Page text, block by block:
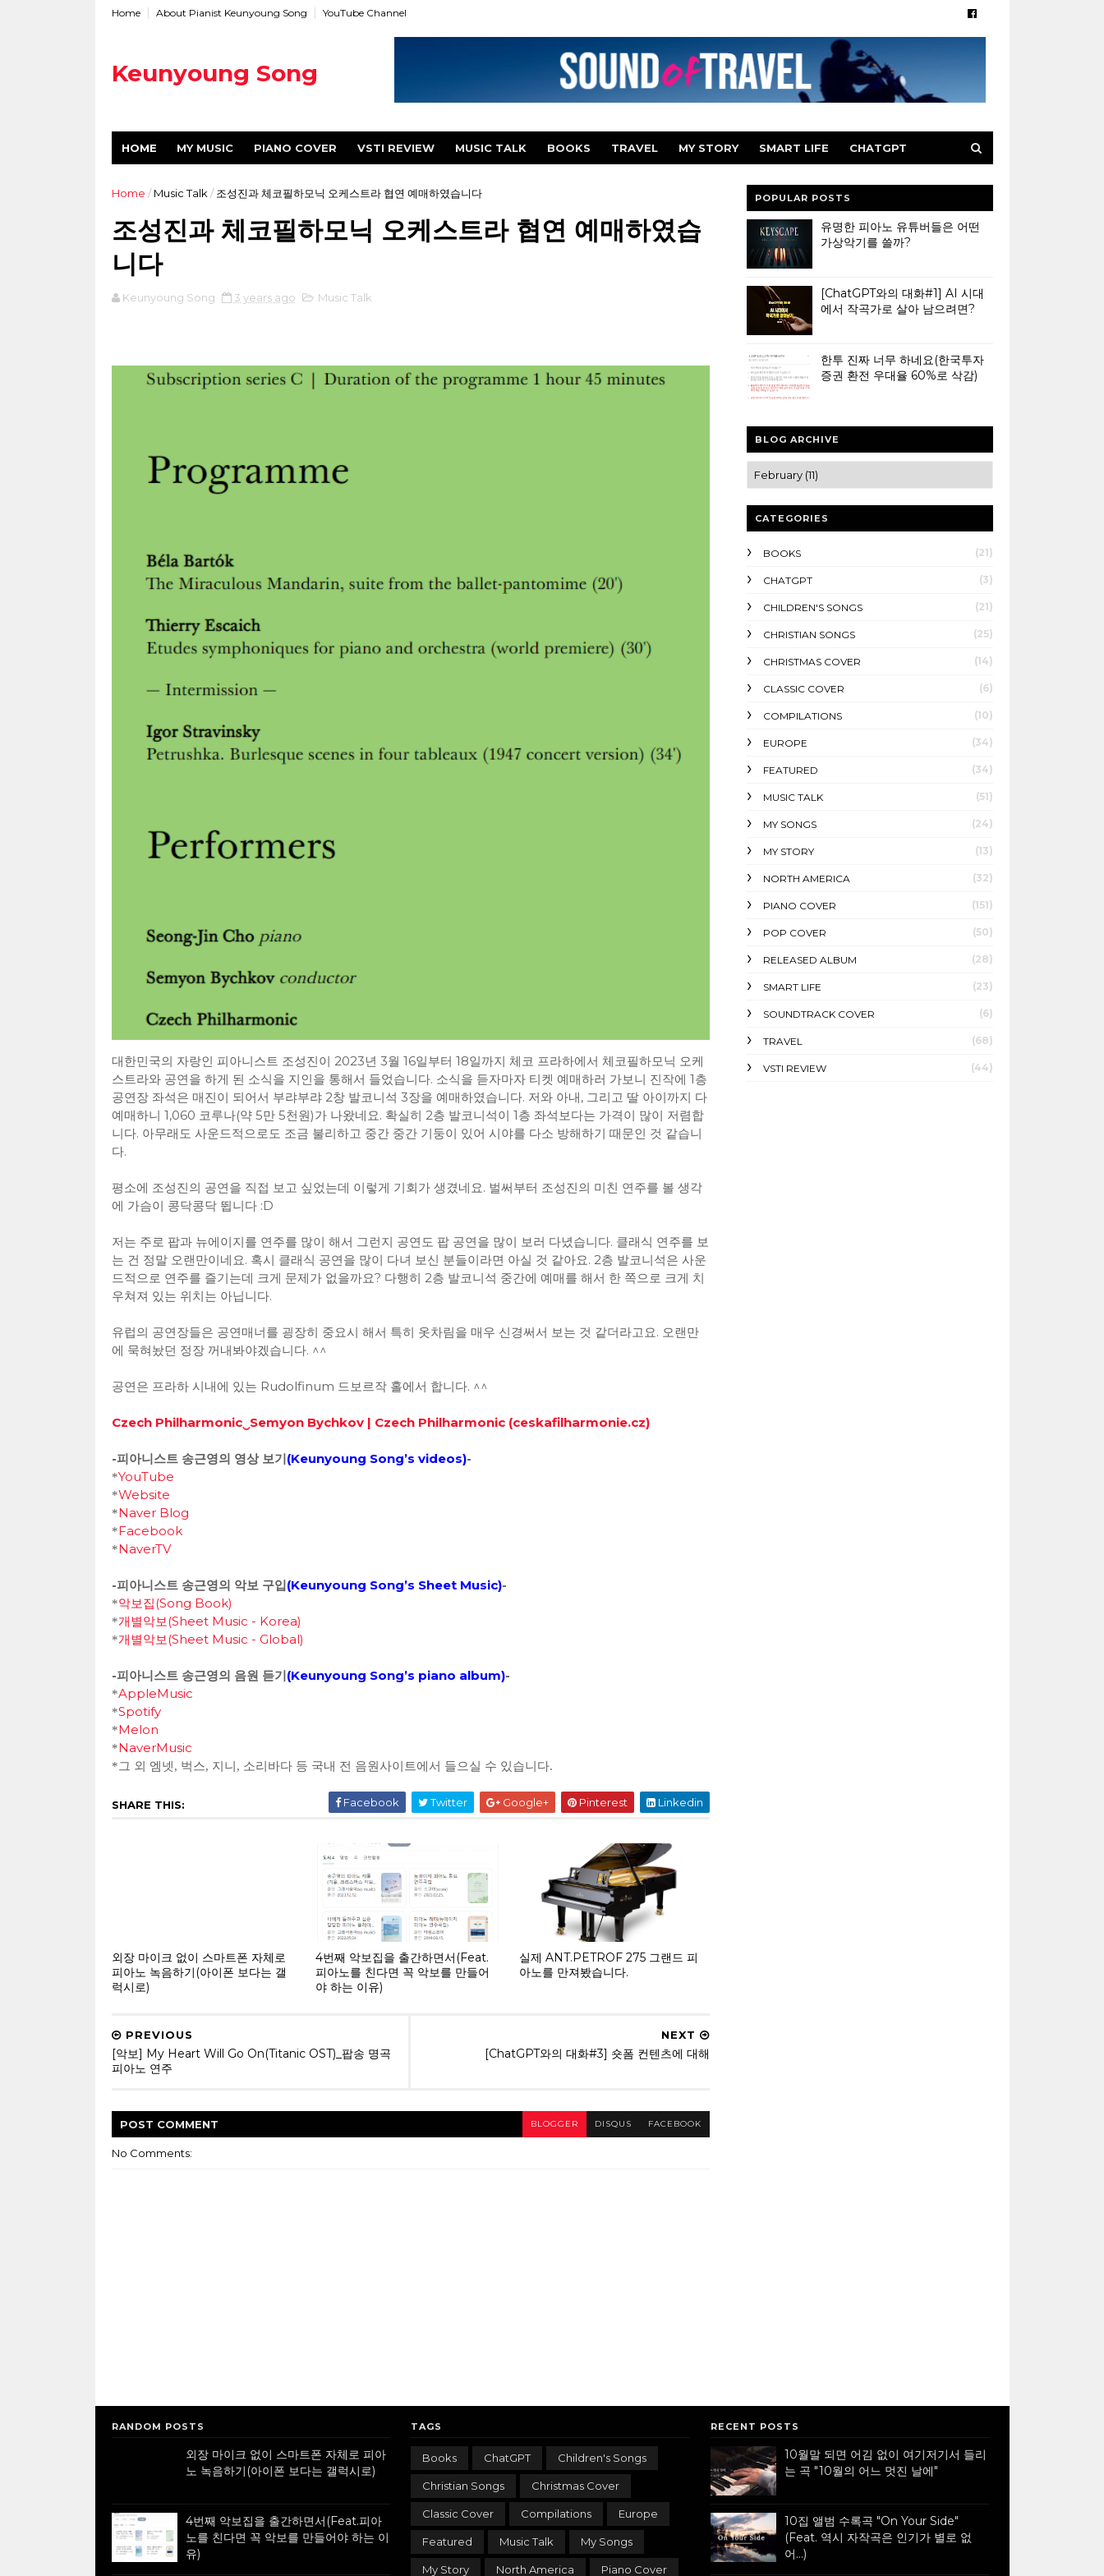
Home About Pianist Keunyoung Song YouTube Channel
Keunyoung Song
HOME MY MUSIC PIANO COVER VSTI REVIEW MUSIC TALK BOOKS TRAVEL MY STORY SMART LIFE CHATGPT
Home / Music Talk / 조성진과 체코필하모닉 오케스트라 협연 예매하였습니다
조성진과 체코필하모닉 오케스트라 협연 예매하였습
니다
Keunyoung Song 3 years ago Music Talk
대한민국의 자랑인 피아니스트 조성진이 2023년 3월 16일부터 18일까지 체코 프라하에서 체코필하모닉 오케
스트라와 공연을 하게 된 소식을 지인을 통해서 들었습니다. 소식을 듣자마자 티켓 예매하러 가보니 진작에 1층
공연장 좌석은 매진이 되어서 부랴부랴 2창 발코니석 3장을 예매하였습니다. 저와 아내, 그리고 딸 아이까지 다
예매하니 1,060 코루나(약 5만 5천원)가 나왔네요. 확실히 2층 발코니석이 1층 좌석보다는 가격이 많이 저렴합
니다. 아무래도 사운드적으로도 조금 불리하고 중간 중간 기둥이 있어 시야를 다소 방해하기 때문인 것 같습니
다.
평소에 조성진의 공연을 직접 보고 싶었는데 이렇게 기회가 생겼네요. 벌써부터 조성진의 미친 연주를 볼 생각
에 가슴이 콩닥콩닥 뜁니다 :D
저는 주로 팝과 뉴에이지를 연주를 많이 해서 그런지 공연도 팝 공연을 많이 보러 다녔습니다. 클래식 연주를 보
는 건 정말 오랜만이네요. 혹시 클래식 공연을 많이 다녀 보신 분들이라면 아실 것 같아요. 2층 발코니석은 사운
드적으로 연주를 즐기는데 크게 문제가 없을까요? 다행히 2층 발코니석 중간에 예매를 해서 한 쪽으로 크게 치
우쳐져 있는 위치는 아닙니다.
유럽의 공연장들은 공연매너를 굉장히 중요시 해서 특히 옷차림을 매우 신경써서 보는 것 같더라고요. 오랜만
에 묵혀놨던 정장 꺼내봐야겠습니다. ^^
공연은 프라하 시내에 있는 Rudolfinum 드보르작 홀에서 합니다. ^^
Czech Philharmonic‿Semyon Bychkov | Czech Philharmonic (ceskafilharmonie.cz)
-피아니스트 송근영의 영상 보기 (Keunyoung Song’s videos)-
*YouTube
*Website
*Naver Blog
*Facebook
*NaverTV
-피아니스트 송근영의 악보 구입 (Keunyoung Song’s Sheet Music)-
*악보집(Song Book)
*개별악보(Sheet Music - Korea)
*개별악보(Sheet Music - Global)
-피아니스트 송근영의 음원 듣기 (Keunyoung Song’s piano album)-
*AppleMusic
*Spotify
*Melon
*NaverMusic
*그 외 엠넷, 벅스, 지니, 소리바다 등 국내 전 음원사이트에서 들으실 수 있습니다.
SHARE THIS: Facebook Twitter Google+ Pinterest Linkedin
외장 마이크 없이 스마트폰 자체로
피아노 녹음하기(아이폰 보다는 갤
럭시로)
4번째 악보집을 출간하면서(Feat.
피아노를 친다면 꼭 악보를 만들어
야 하는 이유)
실제 ANT.PETROF 275 그랜드 피
아노를 만져봤습니다.
NEXT
[ChatGPT와의 대화#3] 숏폼 컨텐츠에 대해
PREVIOUS
[악보] My Heart Will Go On(Titanic OST)_팝송 명곡
피아노 연주
POST COMMENT BLOGGER DISQUS FACEBOOK
No Comments:
POPULAR POSTS
유명한 피아노 유튜버들은 어떤
가상악기를 쓸까?
[ChatGPT와의 대화#1] AI 시대
에서 작곡가로 살아 남으려면?
한투 진짜 너무 하네요(한국투자
증권 환전 우대율 60%로 삭감)
BLOG ARCHIVE
CATEGORIES
BOOKS (21)
CHATGPT (3)
CHILDREN'S SONGS (21)
CHRISTIAN SONGS (25)
CHRISTMAS COVER (14)
CLASSIC COVER (6)
COMPILATIONS (10)
EUROPE (34)
FEATURED (34)
MUSIC TALK (51)
MY SONGS (24)
MY STORY (13)
NORTH AMERICA (32)
PIANO COVER (151)
POP COVER (50)
RELEASED ALBUM (28)
SMART LIFE (23)
SOUNDTRACK COVER (6)
TRAVEL (68)
VSTI REVIEW (44)
RANDOM POSTS
외장 마이크 없이 스마트폰 자체로 피아
노 녹음하기(아이폰 보다는 갤럭시로)
4번째 악보집을 출간하면서(Feat.피아
노를 친다면 꼭 악보를 만들어야 하는 이
유)
TAGS
Books ChatGPT Children's Songs
Christian Songs Christmas Cover
Classic Cover Compilations Europe
Featured Music Talk My Songs
My Story North America Piano Cover
RECENT POSTS
10월말 되면 어김 없이 여기저기서 들리
는 곡 "10월의 어느 멋진 날에"
10집 앨범 수록곡 "On Your Side"
(Feat. 역시 자작곡은 인기가 별로 없
어...)